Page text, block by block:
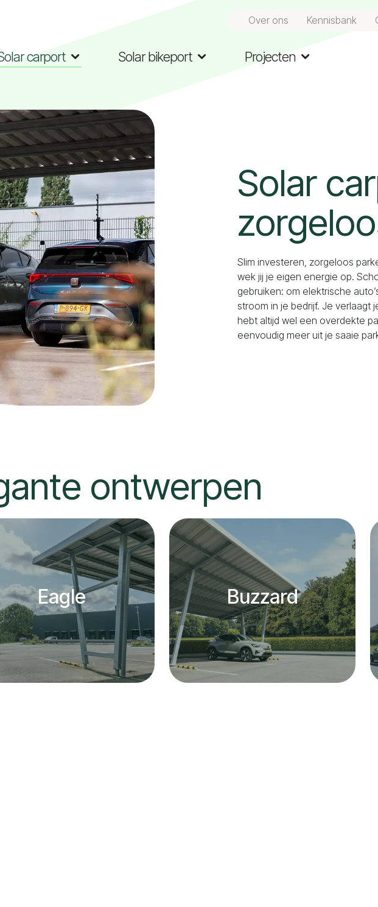
Over ons Kennisbank
carport Solar bikeport Projecten
Solar
Slim investeren, zorgeloos
wek jij je eigen energie op.
gebruiken: om elektrische
stroom in je bedrijf. Je verlaagt
hebt altijd wel een overdekte
eenvoudig meer uit je saaie
ontwerpen
Eagle Buzzard